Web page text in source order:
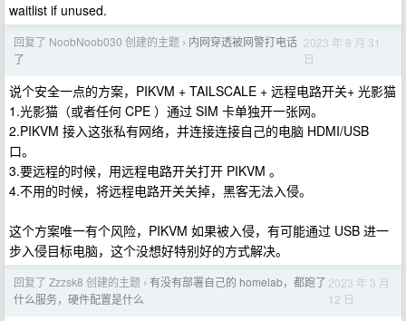
waitlist if unused.
回复了 NoobNoob030 创建的主题 › 内网穿透被网警打电话
了
2023 年 8 月 31
日
说个安全一点的方案，PIKVM + TAILSCALE + 远程电路开关+ 光影猫
1.光影猫（或者任何 CPE ）通过 SIM 卡单独开一张网。
2.PIKVM 接入这张私有网络，并连接连接自己的电脑 HDMI/USB
口。
3.要远程的时候，用远程电路开关打开 PIKVM 。
4.不用的时候，将远程电路开关关掉，黑客无法入侵。
这个方案唯一有个风险，PIKVM 如果被入侵，有可能通过 USB 进一
步入侵目标电脑，这个没想好特别好的方式解决。
回复了 Zzzsk8 创建的主题 › 有没有部署自己的 homelab，都跑了
什么服务，硬件配置是什么
2023 年 3 月
12 日